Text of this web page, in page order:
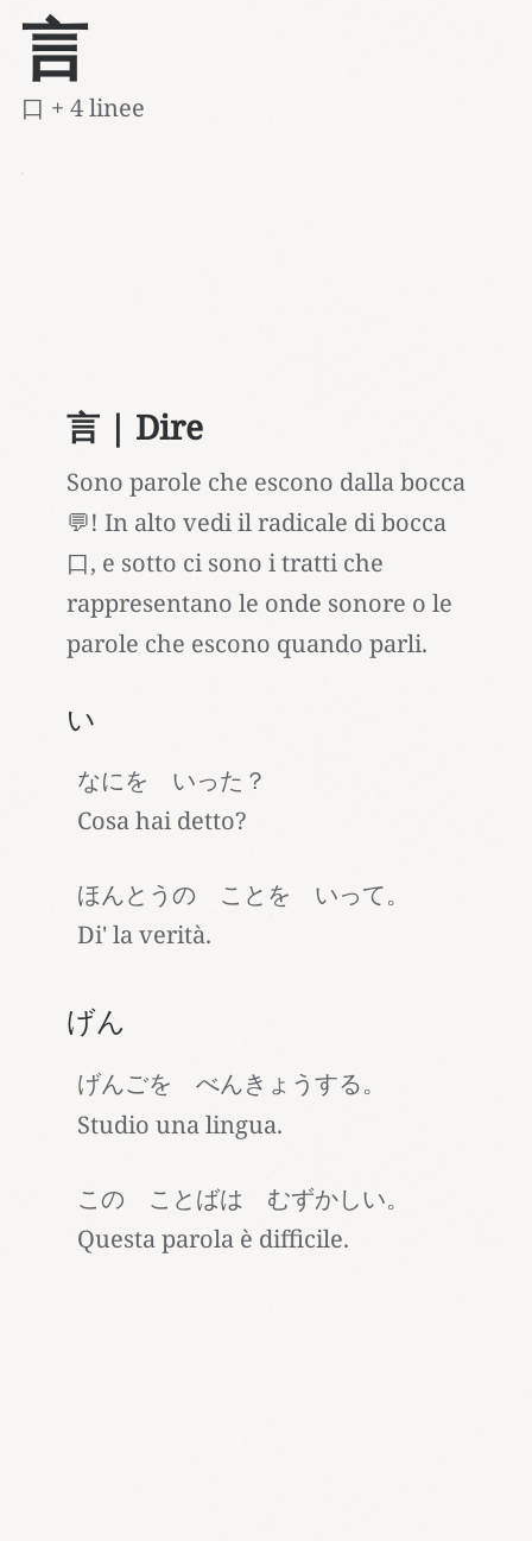
言
口 + 4 linee
言 | Dire
Sono parole che escono dalla bocca
💬! In alto vedi il radicale di bocca
口, e sotto ci sono i tratti che
rappresentano le onde sonore o le
parole che escono quando parli.
い
なにを いった？
Cosa hai detto?
ほんとうの ことを いって。
Di' la verità.
げん
げんごを べんきょうする。
Studio una lingua.
この ことばは むずかしい。
Questa parola è difficile.